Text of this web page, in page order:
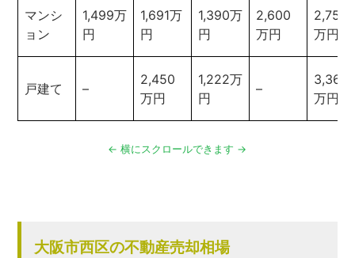
マンシ
ョン
1,499万
円
1,691万
円
1,390万
円
2,600
万円
2,759
万円
戸建て –
2,450
万円
1,222万
円
–
3,367
万円
大阪市西区の不動産売却相場